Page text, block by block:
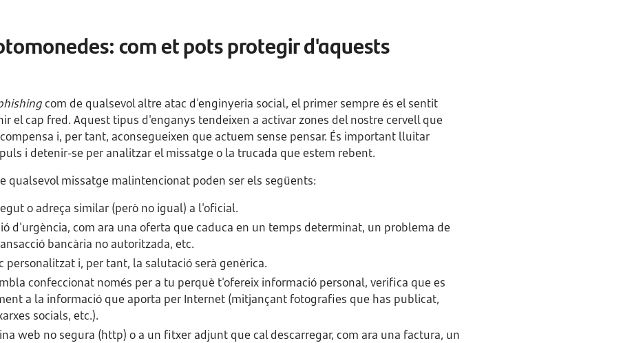
com et pots protegir d'aquests
com de qualsevol altre atac d'enginyeria social, el primer sempre és el sentit
el cap fred. Aquest tipus d'enganys tendeixen a activar zones del nostre cervell que
i, per tant, aconsegueixen que actuem sense pensar. És important lluitar
i detenir-se per analitzar el missatge o la trucada que estem rebent.
qualsevol missatge malintencionat poden ser els següents:
o adreça similar (però no igual) a l'oficial.
d'urgència, com ara una oferta que caduca en un temps determinat, un problema de
bancària no autoritzada, etc.
personalitzat i, per tant, la salutació serà genèrica.
confeccionat només per a tu perquè t'ofereix informació personal, verifica que es
a la informació que aporta per Internet (mitjançant fotografies que has publicat,
socials, etc.).
web no segura (http) o a un fitxer adjunt que cal descarregar, com ara una factura, un